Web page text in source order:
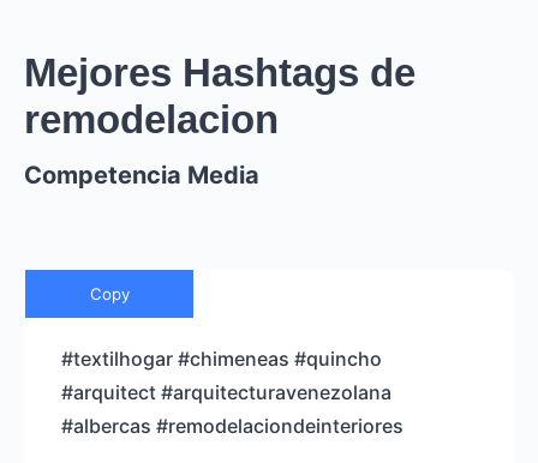
Mejores Hashtags de
remodelacion
Competencia Media
Copy
#textilhogar #chimeneas #quincho
#arquitect #arquitecturavenezolana
#albercas #remodelaciondeinteriores